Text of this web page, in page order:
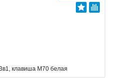
клавиша M70 белая